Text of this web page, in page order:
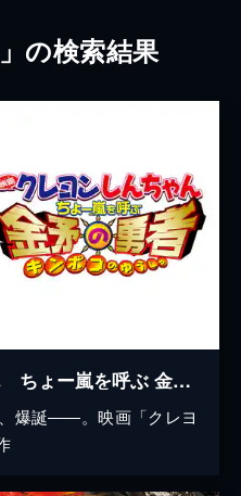
の検索結果
映画クレヨンしんちゃん ちょー嵐を呼ぶ 金矛の勇者
爆誕――。映画「クレヨ